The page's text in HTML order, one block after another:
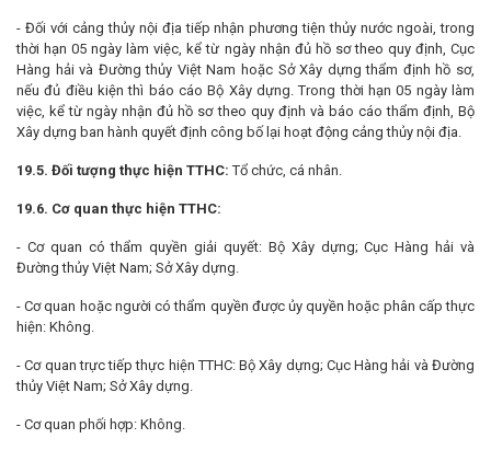
- Đối với cảng thủy nội địa tiếp nhận phương tiện thủy nước ngoài, trong
thời hạn 05 ngày làm việc, kể từ ngày nhận đủ hồ sơ theo quy định, Cục
Hàng hải và Đường thủy Việt Nam hoặc Sở Xây dựng thẩm định hồ sơ,
nếu đủ điều kiện thì báo cáo Bộ Xây dựng. Trong thời hạn 05 ngày làm
việc, kể từ ngày nhận đủ hồ sơ theo quy định và báo cáo thẩm định, Bộ
Xây dựng ban hành quyết định công bố lại hoạt động cảng thủy nội địa.
19.5. Đối tượng thực hiện TTHC: Tổ chức, cá nhân.
19.6. Cơ quan thực hiện TTHC:
- Cơ quan có thẩm quyền giải quyết: Bộ Xây dựng; Cục Hàng hải và
Đường thủy Việt Nam; Sở Xây dựng.
- Cơ quan hoặc người có thẩm quyền được ủy quyền hoặc phân cấp thực
hiện: Không.
- Cơ quan trực tiếp thực hiện TTHC: Bộ Xây dựng; Cục Hàng hải và Đường
thủy Việt Nam; Sở Xây dựng.
- Cơ quan phối hợp: Không.